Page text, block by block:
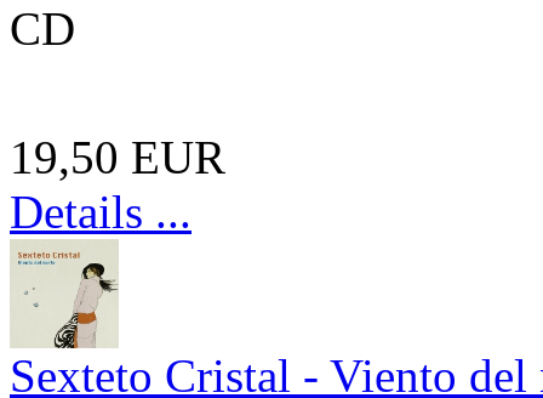
CD
19,50 EUR
Details ...
Sexteto Cristal - Viento del